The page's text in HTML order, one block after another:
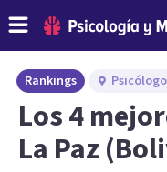
Rankings
Los 4
La Paz